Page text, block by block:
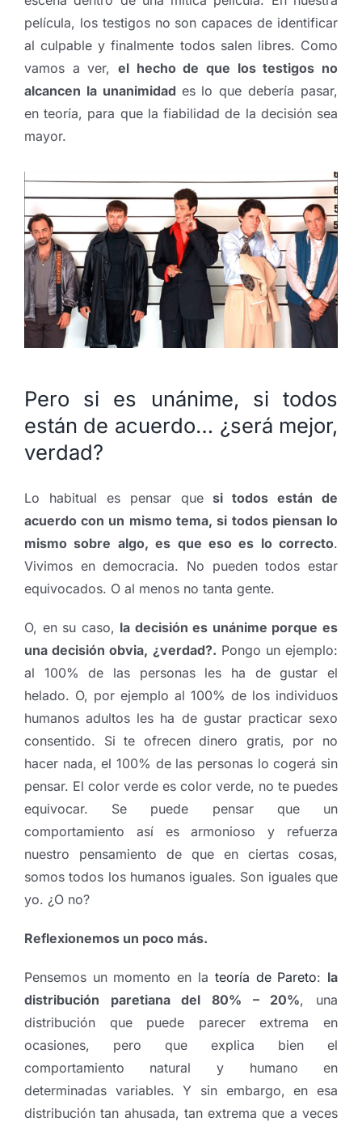
película, los testigos no son capaces de identificar
al culpable y finalmente todos salen libres. Como
vamos a ver, el hecho de que los testigos no
alcancen la unanimidad es lo que debería pasar,
en teoría, para que la fiabilidad de la decisión sea
mayor.
Pero si es unánime, si todos
están de acuerdo… ¿será mejor,
verdad?
Lo habitual es pensar quesi todos están de
acuerdo con un mismo tema, si todos piensan lo
mismo sobre algo, es que eso es lo correcto.
Vivimos en democracia. No pueden todos estar
equivocados. O al menos no tanta gente.
O, en su caso, la decisión es unánime porque es
una decisión obvia, ¿verdad?. Pongo un ejemplo:
al 100% de las personas les ha de gustar el
helado. O, por ejemplo al 100% de los individuos
humanos adultos les ha de gustar practicar sexo
consentido. Si te ofrecen dinero gratis, por no
hacer nada, el 100% de las personas lo cogerá sin
pensar. El color verde es color verde, no te puedes
equivocar. Se puede pensar que un
comportamiento así es armonioso y refuerza
nuestro pensamiento de que en ciertas cosas,
somos todos los humanos iguales. Son iguales que
yo. ¿O no?
Reflexionemos un poco más.
Pensemos un momento en la teoría de Pareto: la
distribución paretiana del 80% – 20%, una
distribución que puede parecer extrema en
ocasiones, pero que explica bien el
comportamiento natural y humano en
determinadas variables. Y sin embargo, en esa
distribución tan ahusada, tan extrema que a veces